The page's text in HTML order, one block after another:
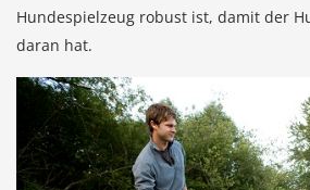
Hundespielzeug robust ist, damit der
daran hat.